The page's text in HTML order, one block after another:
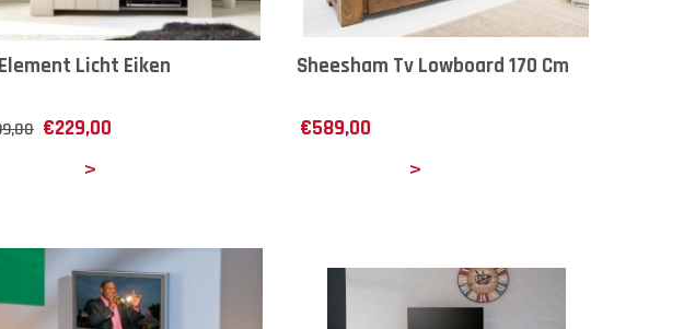
Licht Eiken
€229,00
Sheesham Tv Lowboard 170 Cm
€589,00